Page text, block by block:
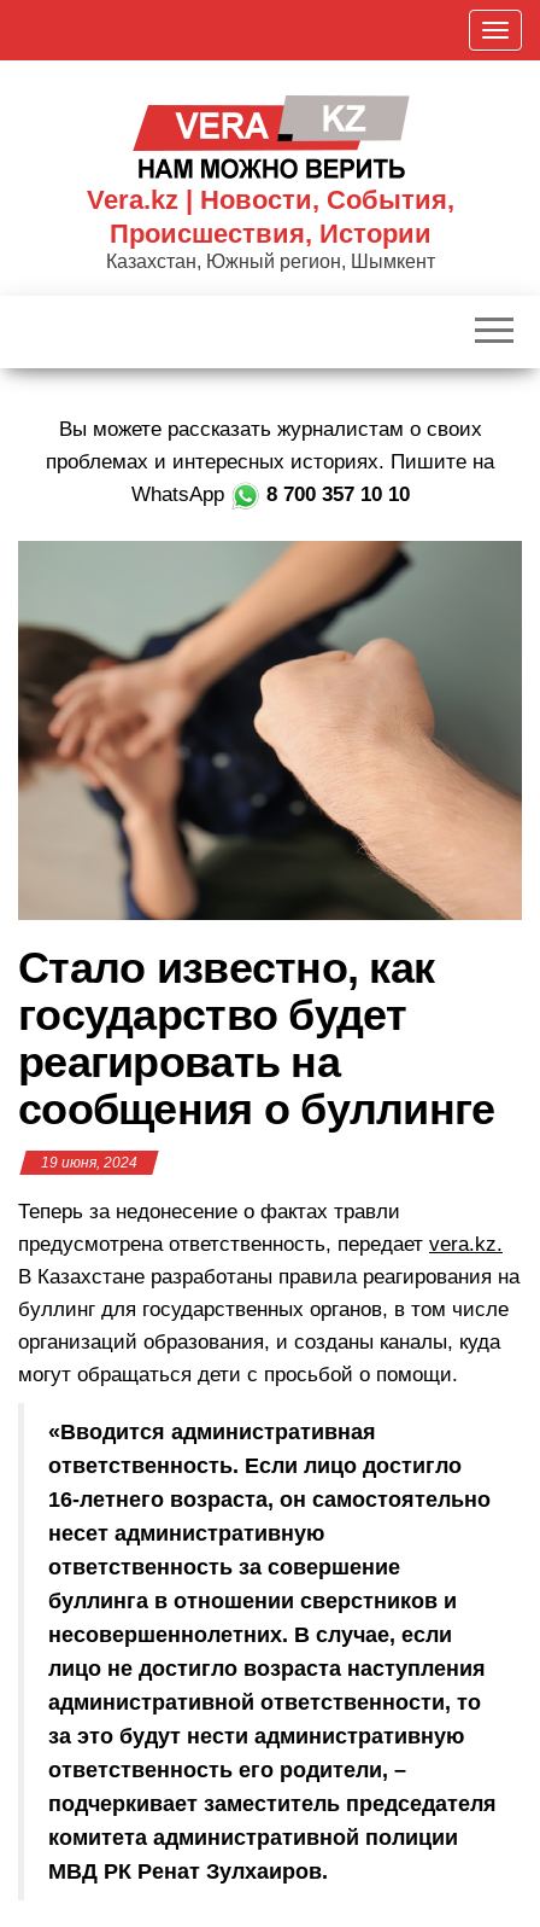
П
о
к
р
Vera.kz | Новости, События,
Происшествия, Истории
Казахстан, Южный регион, Шымкент
Вы можете рассказать журналистам о своих
проблемах и интересных историях. Пишите на
WhatsApp
8 700 357 10 10
Стало известно, как
государство будет
реагировать на
сообщения о буллинге
19 июня, 2024
Теперь за недонесение о фактах травли
предусмотрена ответственность, передает vera.kz.
В Казахстане разработаны правила реагирования на
буллинг для государственных органов, в том числе
организаций образования, и созданы каналы, куда
могут обращаться дети с просьбой о помощи.
«Вводится административная
ответственность. Если лицо достигло
16-летнего возраста, он самостоятельно
несет административную
ответственность за совершение
буллинга в отношении сверстников и
несовершеннолетних. В случае, если
лицо не достигло возраста наступления
административной ответственности, то
за это будут нести административную
ответственность его родители, –
подчеркивает заместитель председателя
комитета административной полиции
МВД РК Ренат Зулхаиров.